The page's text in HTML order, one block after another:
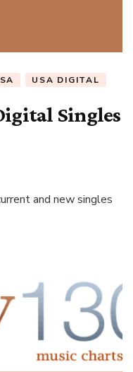
USA DIGITAL
Singles
and new singles